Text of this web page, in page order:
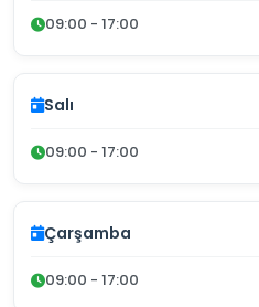
09:00 - 17:00
Salı
09:00 - 17:00
Çarşamba
09:00 - 17:00